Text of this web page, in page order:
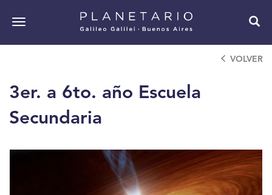
principalnavigation
3er. a 6to. año Escuela
Secundaria
VOLVER